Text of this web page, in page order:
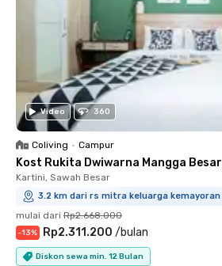
Video 360
Coliving • Campur
Kost Rukita Dwiwarna Mangga Besar
Kartini, Sawah Besar
3.2 km dari rs mitra keluarga kemayoran
mulai dari Rp2.668.000
-13% Rp2.311.200 /bulan
Diskon sewa min. 12 Bulan